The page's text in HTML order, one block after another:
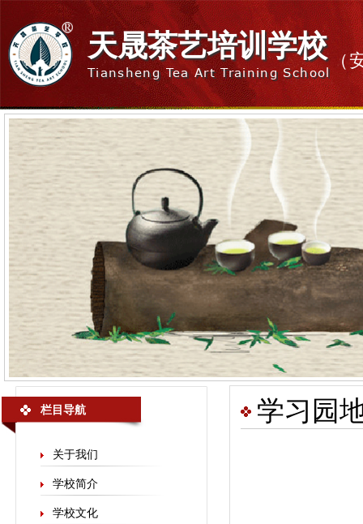
天晟茶艺培训学校
Tiansheng Tea Art Training School
（
栏目导航
关于我们
学校简介
学校文化
学习园